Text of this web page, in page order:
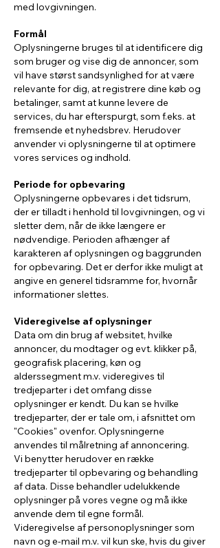
med lovgivningen.
Formål
Oplysningerne bruges til at identificere dig
som bruger og vise dig de annoncer, som
vil have størst sandsynlighed for at være
relevante for dig, at registrere dine køb og
betalinger, samt at kunne levere de
services, du har efterspurgt, som f.eks. at
fremsende et nyhedsbrev. Herudover
anvender vi oplysningerne til at optimere
vores services og indhold.
Periode for opbevaring
Oplysningerne opbevares i det tidsrum,
der er tilladt i henhold til lovgivningen, og vi
sletter dem, når de ikke længere er
nødvendige. Perioden afhænger af
karakteren af oplysningen og baggrunden
for opbevaring. Det er derfor ikke muligt at
angive en generel tidsramme for, hvornår
informationer slettes.
Videregivelse af oplysninger
Data om din brug af websitet, hvilke
annoncer, du modtager og evt. klikker på,
geografisk placering, køn og
alderssegment m.v. videregives til
tredjeparter i det omfang disse
oplysninger er kendt. Du kan se hvilke
tredjeparter, der er tale om, i afsnittet om
"Cookies" ovenfor. Oplysningerne
anvendes til målretning af annoncering.
Vi benytter herudover en række
tredjeparter til opbevaring og behandling
af data. Disse behandler udelukkende
oplysninger på vores vegne og må ikke
anvende dem til egne formål.
Videregivelse af personoplysninger som
navn og e-mail m.v. vil kun ske, hvis du giver